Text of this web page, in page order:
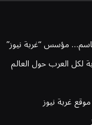
قاسم… مؤسس “غربة نيوز”
لكل العرب حول العالم
غربة نيوز